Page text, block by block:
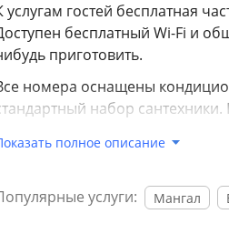
услугам гостей бесплатная
бесплатный Wi-Fi и
приготовить.
номера оснащены
набор
окон открывается
Можно заняться
полное описание
услуги: Мангал